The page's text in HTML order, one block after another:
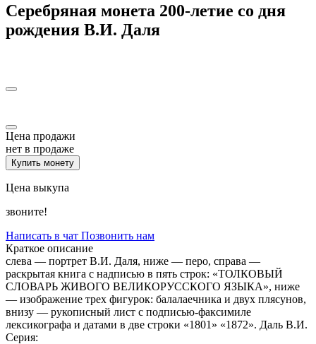
Серебряная монета 200-летие со дня
рождения В.И. Даля
Цена продажи
нет в продаже
Купить монету
Цена выкупа
звоните!
Написать в чат Позвонить нам
Краткое описание
слева — портрет В.И. Даля, ниже — перо, справа —
раскрытая книга с надписью в пять строк: «ТОЛКОВЫЙ
СЛОВАРЬ ЖИВОГО ВЕЛИКОРУССКОГО ЯЗЫКА», ниже
— изображение трех фигурок: балалаечника и двух плясунов,
внизу — рукописный лист с подписью-факсимиле
лексикографа и датами в две строки «1801» «1872». Даль В.И.
Серия: